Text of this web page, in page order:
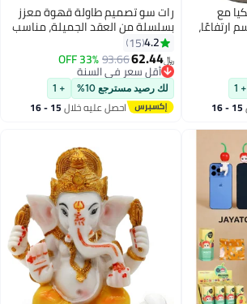
رات سو تصميم طاولة قهوة معزز
بسلسلة من العقد الجميلة، مناسب
لتزيين غرفة المعيشة بأسلوب
عصري وعصري في المنزل. يتميز
بنقش يدوي نقي من الخشب
الطبيعي المنحوت بأيدي خبراء.
مناسب لتزيين غرفة النوم في
المزرعة
93.66
33% OFF
أقل سعر في السنة
أقل سعر في السنة
لك رصيد مسترجع 10% + 1
احصل عليه خلال 15 - 16